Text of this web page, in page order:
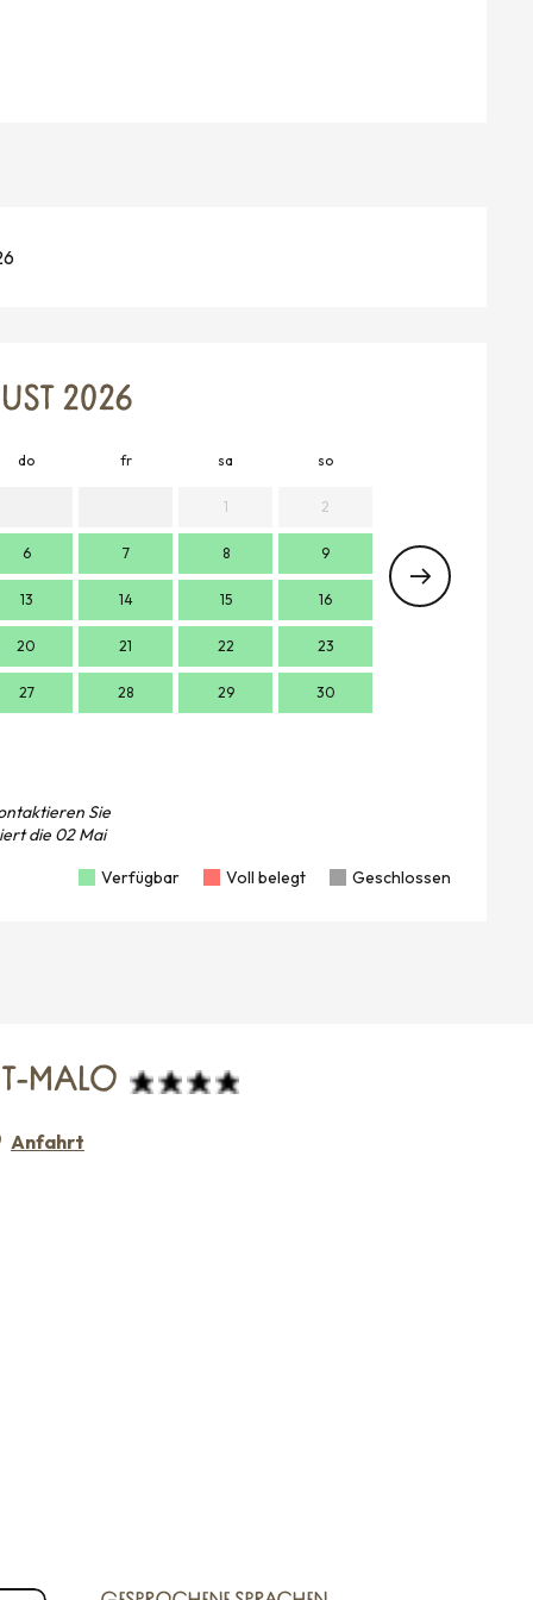
2026
do fr sa so
1 2
6 7 8 9
13 14 15 16
20 21 22 23
27 28 29 30
7
14
Sie
die 02 Mai
Verfügbar
Voll belegt Geschlossen
MALO
Anfahrt